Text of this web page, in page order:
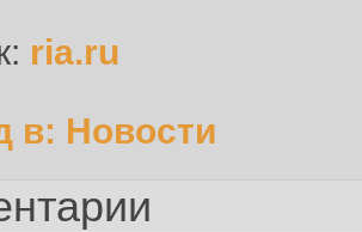
ria.ru
в: Новости